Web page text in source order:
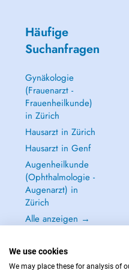
Häufige
Suchanfragen
Gynäkologie
(Frauenarzt -
Frauenheilkunde)
in Zürich
Hausarzt in Zürich
Hausarzt in Genf
Augenheilkunde
(Ophthalmologie -
Augenarzt) in
Zürich
Alle anzeigen →
We use cookies
We may place these for analysis of